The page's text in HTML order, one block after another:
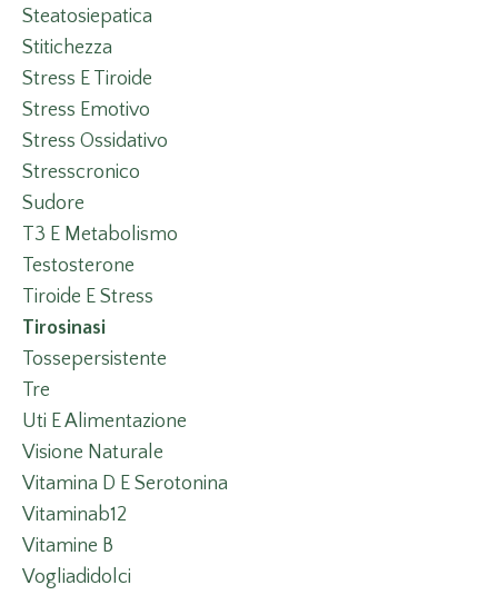
Steatosiepatica
Stitichezza
Stress E Tiroide
Stress Emotivo
Stress Ossidativo
Stresscronico
Sudore
T3 E Metabolismo
Testosterone
Tiroide E Stress
Tirosinasi
Tossepersistente
Tre
Uti E Alimentazione
Visione Naturale
Vitamina D E Serotonina
Vitaminab12
Vitamine B
Vogliadidolci